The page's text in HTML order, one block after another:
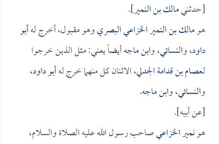
[حدثنيمالك بن النمير].
هومالك بن النمير الخزاعي البصريوهو مقبول، أخرج لهأبو
داود، والنسائي، وابن ماجهأيضاً يعني: مثل الذين خرجوا
لـعصام بن قدامة الجدلي، الاثنان كل منهما خرج لهأبو داود،
والنسائي، وابن ماجه.
[عن أبيه].
هونمير الخزاعيصاحب رسول الله عليه الصلاة والسلام،